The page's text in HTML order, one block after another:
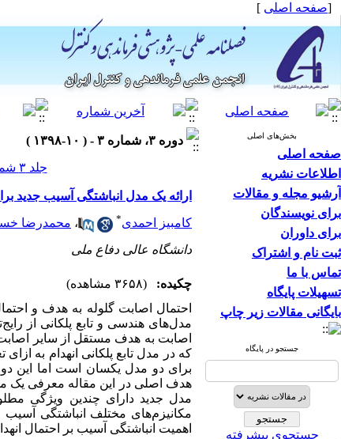
[صفحه اصلی ]
بخش‌های اصلی
صفحه اصلی
اطلاعات نشریه
آرشیو مجله و مقالات
برای نویسندگان
برای داوران
ثبت نام و اشتراک
تماس با ما
تسهیلات پایگاه
بایگانی مقالات زیر چاپ
جستجو در پایگاه
جستجوی پیشرفته
دوره ۳، شماره ۳ - ( ۱۰-۱۳۹۸ )
جلد ۳ شماره ۳ صفحات ۶۲-۴۶
ارائه یک مدل انباشتگی آسیب جدید
کامبیز احمدی* ، محمدرضا
دانشگاه عالی دفاع ملی
چکیده:
(۳۶۵۸ مشاهده)
احتمال اصابت گلوله به هدف و
مدل‌های هندسی و تابع پلکانی از
اصابت به هدف مستقل از سایر
که در مدل تابع پلکانی انهدام به
برای دو مدل یکسان است اما این دو
هدف اصلی در این مقاله معرفی یک
مدل جدید دارای چندین ویژگی
مکانیزم‌های مختلف انباشتگی
اهمیت انباشتگی آسیب بر احتمال